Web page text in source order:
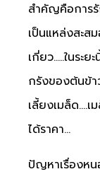
สำคัญคือการรั
เป็นแหล่งสะส
เกี่ยว…..ในระ
กรังของต้นข้า
เลี้ยงเมล็ด….เ
ได้ราคา…
ปัญหาเรื่องห